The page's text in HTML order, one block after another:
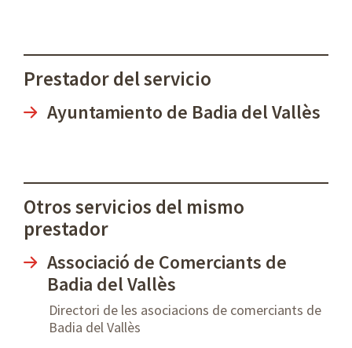
Prestador del servicio
Ayuntamiento de Badia del Vallès
Otros servicios del mismo
prestador
Associació de Comerciants de
Badia del Vallès
Directori de les asociacions de comerciants de
Badia del Vallès